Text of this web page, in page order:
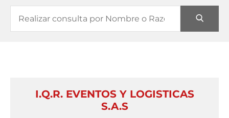
I.Q.R. EVENTOS Y LOGISTICAS
S.A.S